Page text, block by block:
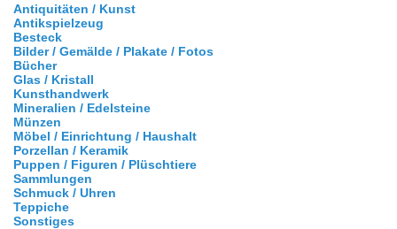
Antiquitäten / Kunst
Antikspielzeug
Besteck
Bilder / Gemälde / Plakate / Fotos
Bücher
Glas / Kristall
Kunsthandwerk
Mineralien / Edelsteine
Münzen
Möbel / Einrichtung / Haushalt
Porzellan / Keramik
Puppen / Figuren / Plüschtiere
Sammlungen
Schmuck / Uhren
Teppiche
Sonstiges